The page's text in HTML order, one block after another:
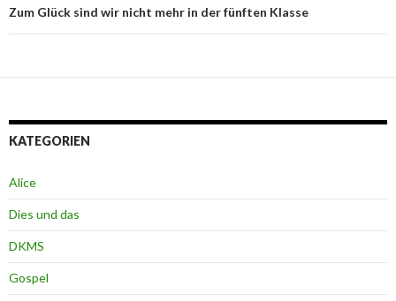
Zum Glück sind wir nicht mehr in der fünften Klasse
KATEGORIEN
Alice
Dies und das
DKMS
Gospel